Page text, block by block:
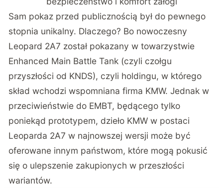
Sam pokaz przed publicznością był do pewnego
stopnia unikalny. Dlaczego? Bo nowoczesny
Leopard 2A7 został pokazany w towarzystwie
Enhanced Main Battle Tank (czyli czołgu
przyszłości od KNDS), czyli holdingu, w którego
skład wchodzi wspomniana firma KMW. Jednak w
przeciwieństwie do EMBT, będącego tylko
poniekąd prototypem, dzieło KMW w postaci
Leoparda 2A7 w najnowszej wersji może być
oferowane innym państwom, które mogą pokusić
się o ulepszenie zakupionych w przeszłości
wariantów.